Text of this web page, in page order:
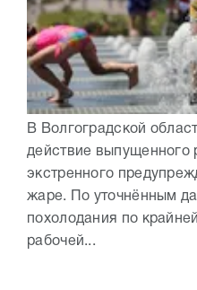
В Волгоградской
действие выпущенного
экстренного
жаре. По уточнённым
похолодания по
рабочей...